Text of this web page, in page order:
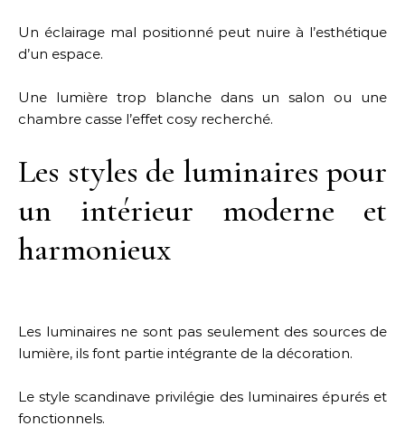
Un éclairage mal positionné peut nuire à l’esthétique
d’un espace.
Une lumière trop blanche dans un salon ou une
chambre casse l’effet cosy recherché.
Les styles de luminaires pour
un intérieur moderne et
harmonieux
Les luminaires ne sont pas seulement des sources de
lumière, ils font partie intégrante de la décoration.
Le style scandinave privilégie des luminaires épurés et
fonctionnels.